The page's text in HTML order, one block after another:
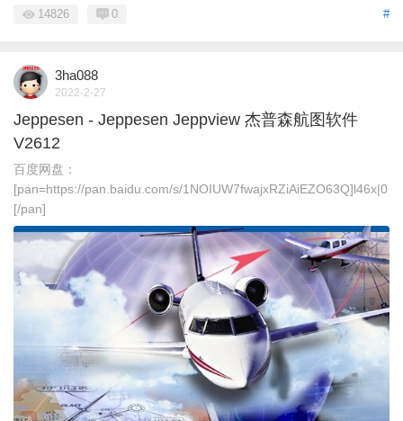
#
14826 0
3ha088
2022-2-27
Jeppesen - Jeppesen Jeppview 杰普森航图软件
V2612
百度网盘：
[pan=https://pan.baidu.com/s/1NOIUW7fwajxRZiAiEZO63Q]l46x|0
[/pan]